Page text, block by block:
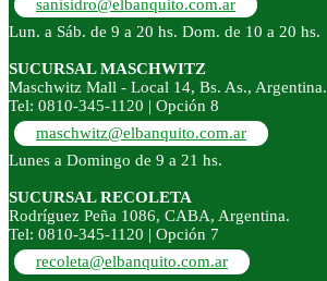
sanisidro@elbanquito.com.ar
Lun. a Sáb. de 9 a 20 hs. Dom. de 10 a 20 hs.
SUCURSAL MASCHWITZ
Maschwitz Mall - Local 14, Bs. As., Argentina.
Tel: 0810-345-1120 | Opción 8
maschwitz@elbanquito.com.ar
Lunes a Domingo de 9 a 21 hs.
SUCURSAL RECOLETA
Rodríguez Peña 1086, CABA, Argentina.
Tel: 0810-345-1120 | Opción 7
recoleta@elbanquito.com.ar